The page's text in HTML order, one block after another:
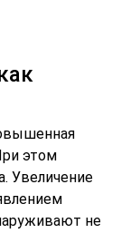
этом
Увеличение
не